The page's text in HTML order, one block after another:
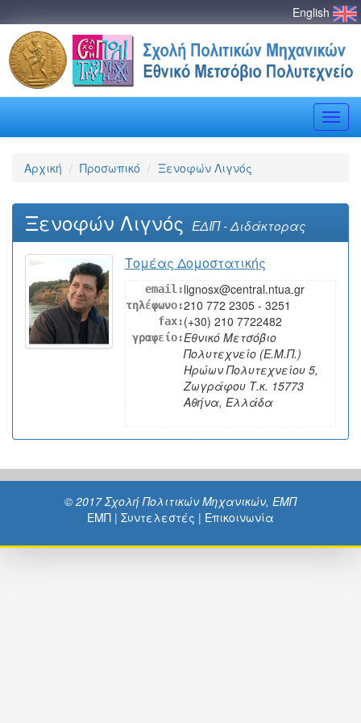
English
Toggle
Αρχική Προσωπικό Ξενοφών Λιγνός
Ξενοφών Λιγνός ΕΔΙΠ - Διδάκτορας
Τομέας Δομοστατικής
email:lignosx@central.ntua.gr
τηλέφωνο:210 772 2305 - 3251
fax:(+30) 210 7722482
γραφείο:Εθνικό Μετσόβιο
Πολυτεχνείο (Ε.Μ.Π.)
Ηρώων Πολυτεχνείου 5,
Ζωγράφου Τ.κ. 15773
Αθήνα, Ελλάδα
© 2017 Σχολή Πολιτικών Μηχανικών, ΕΜΠ
ΕΜΠ | Συντελεστές | Επικοινωνία